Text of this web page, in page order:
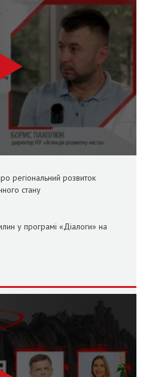
регіональний розвиток
стану
у програмі «Діалоги» на